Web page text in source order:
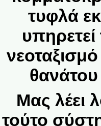
τυφλά
υπηρετεί
Μας λέει
τούτο